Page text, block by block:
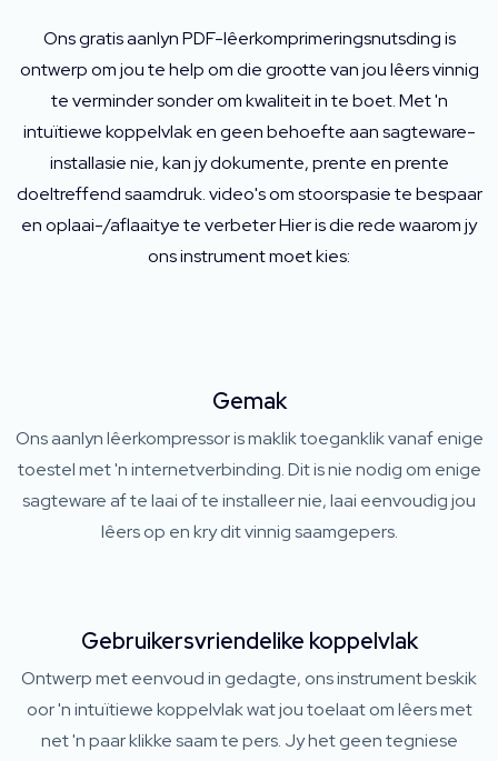
Ons gratis aanlyn PDF-lêerkomprimeringsnutsding is
ontwerp om jou te help om die grootte van jou lêers vinnig
te verminder sonder om kwaliteit in te boet. Met 'n
intuïtiewe koppelvlak en geen behoefte aan sagteware-
installasie nie, kan jy dokumente, prente en prente
doeltreffend saamdruk. video's om stoorspasie te bespaar
en oplaai-/aflaaitye te verbeter Hier is die rede waarom jy
ons instrument moet kies:
Gemak
Ons aanlyn lêerkompressor is maklik toeganklik vanaf enige
toestel met 'n internetverbinding. Dit is nie nodig om enige
sagteware af te laai of te installeer nie, laai eenvoudig jou
lêers op en kry dit vinnig saamgepers.
Gebruikersvriendelike koppelvlak
Ontwerp met eenvoud in gedagte, ons instrument beskik
oor 'n intuïtiewe koppelvlak wat jou toelaat om lêers met
net 'n paar klikke saam te pers. Jy het geen tegniese